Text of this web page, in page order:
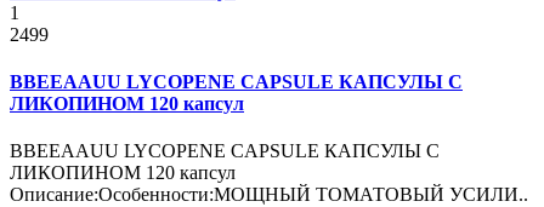
1
2499
BBEEAAUU LYCOPENE CAPSULE КАПСУЛЫ С
ЛИКОПИНОМ 120 капсул
BBEEAAUU LYCOPENE CAPSULE КАПСУЛЫ С
ЛИКОПИНОМ 120 капсул
Описание:Особенности:МОЩНЫЙ ТОМАТОВЫЙ УСИЛИ..